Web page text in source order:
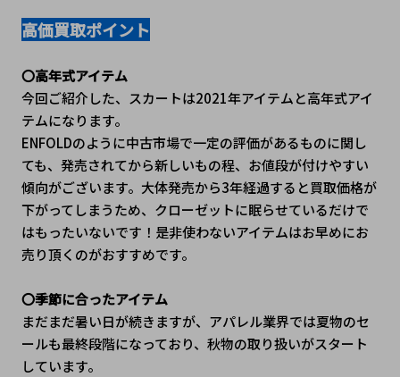
高価買取ポイント
〇高年式アイテム
今回ご紹介した、スカートは2021年アイテムと高年式アイ
テムになります。
ENFOLDのように中古市場で一定の評価があるものに関し
ても、発売されてから新しいもの程、お値段が付けやすい
傾向がございます。大体発売から3年経過すると買取価格が
下がってしまうため、クローゼットに眠らせているだけで
はもったいないです！是非使わないアイテムはお早めにお
売り頂くのがおすすめです。
〇季節に合ったアイテム
まだまだ暑い日が続きますが、アパレル業界では夏物のセ
ールも最終段階になっており、秋物の取り扱いがスタート
しています。